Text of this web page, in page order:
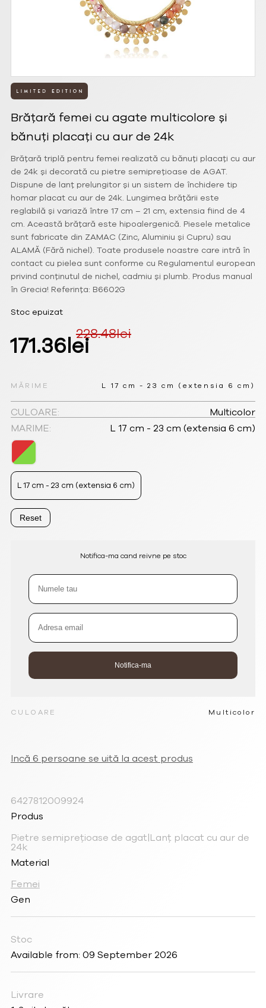
Brățară femei cu agate multicolore și
bănuți placați cu aur de 24k
Brățară triplă pentru femei realizată cu bănuți placați cu aur
de 24k și decorată cu pietre semiprețioase de AGAT.
Dispune de lanț prelungitor și un sistem de închidere tip
homar placat cu aur de 24k. Lungimea brățării este
reglabilă și variază între 17 cm – 21 cm, extensia fiind de 4
cm. Această brățară este hipoalergenică. Piesele metalice
sunt fabricate din ZAMAC (Zinc, Aluminiu și Cupru) sau
ALAMĂ (Fără nichel). Toate produsele noastre care intră în
contact cu pielea sunt conforme cu Regulamentul european
privind conținutul de nichel, cadmiu și plumb. Produs manual
în Grecia! Referința: B6602G
228.48lei
Prețul
a
fost:
228.48lei.
171.36leiPrețul
este:
171.36lei.
CULOARE Multicolor
MĂRIME L 17 cm - 23 cm (extensia 6 cm)
CULOARE:
Multicolor
MARIME:
L 17 cm - 23 cm (extensia 6 cm)
L 17 cm - 23 cm (extensia 6 cm)
Reset
Stoc epuizat
Notifica-ma cand reivne pe stoc
Incă 6 persoane se uită la acest produs
6427812009924
Produs
Pietre semiprețioase de agat|Lanț placat cu aur de
24k
Material
Femei
Gen
Stoc
Available from: 09 September 2026
Livrare